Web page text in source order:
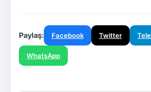
Paylaş: Facebook Twitter
WhatsApp